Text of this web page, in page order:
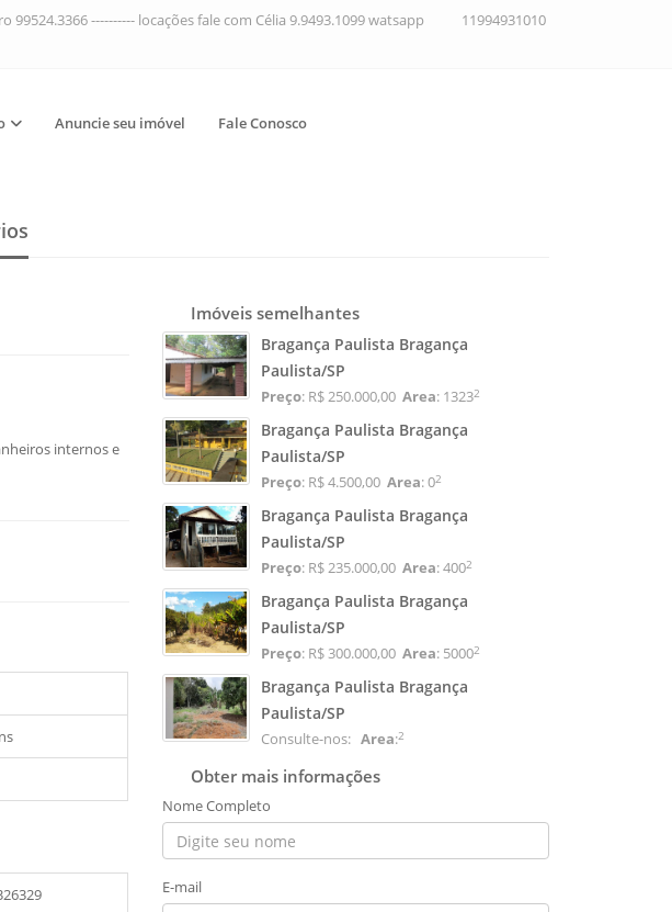
99524.3366 ---------- locações fale com Célia 9.9493.1099 watsapp
11994931010
Anuncie seu imóvel Fale Conosco
internos e
Imóveis semelhantes
Bragança Paulista Bragança
Paulista/SP
Preço: R$ 250.000,00 Area: 13232
Bragança Paulista Bragança
Paulista/SP
Preço: R$ 4.500,00 Area: 02
Bragança Paulista Bragança
Paulista/SP
Preço: R$ 235.000,00 Area: 4002
Bragança Paulista Bragança
Paulista/SP
Preço: R$ 300.000,00 Area: 50002
Bragança Paulista Bragança
Paulista/SP
Consulte-nos: Area:2
Obter mais informações
Nome Completo
E-mail